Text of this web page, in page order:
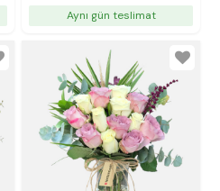
Aynı gün teslimat